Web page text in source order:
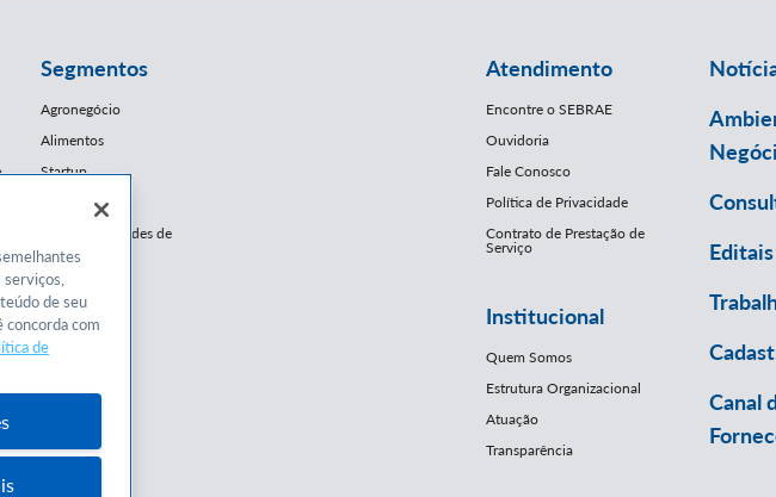
Segmentos
Agronegócio
Alimentos
Startup
E-Commerce
Franquias / Redes de
Cooperação
Moda
Moveleiro
Saúde
Mercopar
Atendimento
Encontre o SEBRAE
Ouvidoria
Fale Conosco
Política de Privacidade
Contrato de Prestação de
Serviço
Institucional
Quem Somos
Estrutura Organizacional
Atuação
Transparência
Canal
de seu
concorda com
de